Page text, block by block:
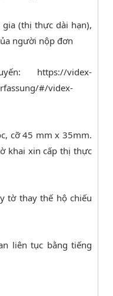
(thị thực dài hạn),
người nộp đơn
https://videx-
#/videx-
cỡ 45 mm x 35mm.
khai xin cấp thị thực
tờ thay thế hộ chiếu
liên tục bằng tiếng